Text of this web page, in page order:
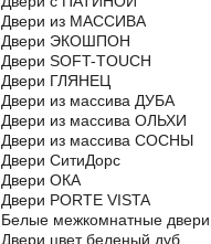
Двери из МАССИВА
Двери ЭКОШПОН
Двери SOFT-TOUCH
Двери ГЛЯНЕЦ
Двери из массива ДУБА
Двери из массива ОЛЬХИ
Двери из массива СОСНЫ
Двери СитиДорс
Двери ОКА
Двери PORTE VISTA
Белые межкомнатные двери
Двери цвет беленый дуб